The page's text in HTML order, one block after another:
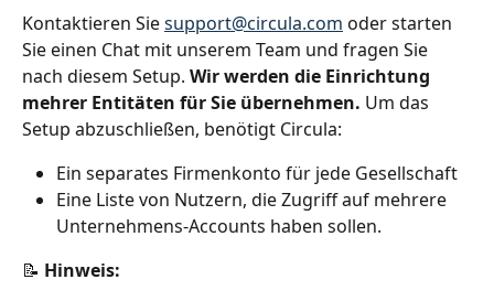
Kontaktieren Sie support@circula.com oder starten
Sie einen Chat mit unserem Team und fragen Sie
nach diesem Setup. Wir werden die Einrichtung
mehrer Entitäten für Sie übernehmen. Um das
Setup abzuschließen, benötigt Circula:
Ein separates Firmenkonto für jede Gesellschaft
Eine Liste von Nutzern, die Zugriff auf mehrere
Unternehmens-Accounts haben sollen.
📝 Hinweis: